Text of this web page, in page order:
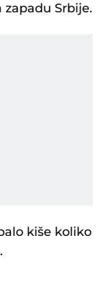
Srbije.
kiše koliko